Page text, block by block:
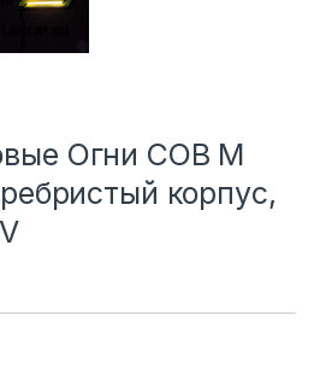
Огни COB M
корпус,